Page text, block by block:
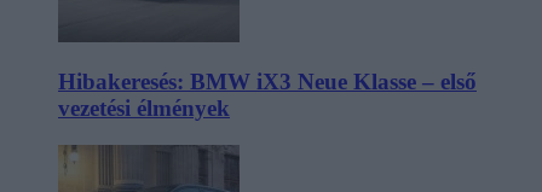
Hibakeresés: BMW iX3 Neue Klasse – első
vezetési élmények